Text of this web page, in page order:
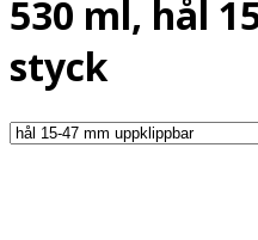
530 ml, hål
styck